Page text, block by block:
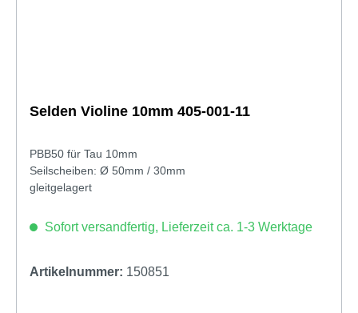
Selden Violine 10mm 405-001-11
PBB50 für Tau 10mm
Seilscheiben: Ø 50mm / 30mm
gleitgelagert
Sofort versandfertig, Lieferzeit ca. 1-3 Werktage
Artikelnummer: 150851